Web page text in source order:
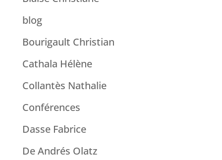
blog
Bourigault Christian
Cathala Hélène
Collantès Nathalie
Conférences
Dasse Fabrice
De Andrés Olatz